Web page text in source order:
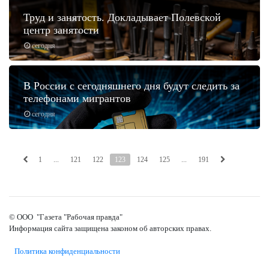
сегодня
Труд и занятость. Докладывает Полевской
центр занятости
сегодня
В России с сегодняшнего дня будут следить за
телефонами мигрантов
1 121 122 123 124 125 191
© ООО "Газета "Рабочая правда"
Информация сайта защищена законом об авторских правах.
Политика конфиденциальности